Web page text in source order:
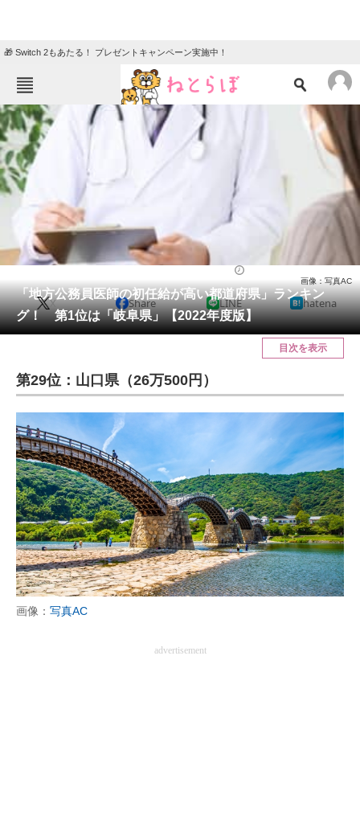
🎁 Switch 2もあたる！ プレゼントキャンペーン実施中！
ねとらぼメニュー
TOP ニュース
エンタメ クイズ
グルメ
教育・育児
動物 リサーチ
会員記事
メディア
ITの今と未来を見通す
スマホと通信の最新トレンド
進化するPCとデバイスの未来
好きが集まる 比べて選べる
ビジネスと働き方のヒント
AI活用のいまが分かる
「地方公務員医師の初任給が高い都道府県」ランキン
グ！ 第1位は「岐阜県」【2022年度版】
画像：写真AC
X Share LINE hatena
目次を表示
第29位：山口県（26万500円）
画像： 写真AC
advertisement